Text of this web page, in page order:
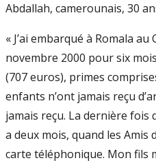
Abdallah, camerounais, 30
« J’ai embarqué à Romala
novembre 2000 pour six
(707 euros), primes
enfants n’ont jamais reçu
jamais reçu. La dernière fois
a deux mois, quand les Amis
carte téléphonique. Mon fils